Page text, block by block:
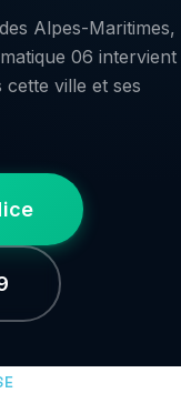
Alpes-Maritimes,
06 intervient
ville et ses